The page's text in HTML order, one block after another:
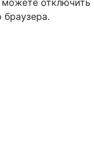
отключить